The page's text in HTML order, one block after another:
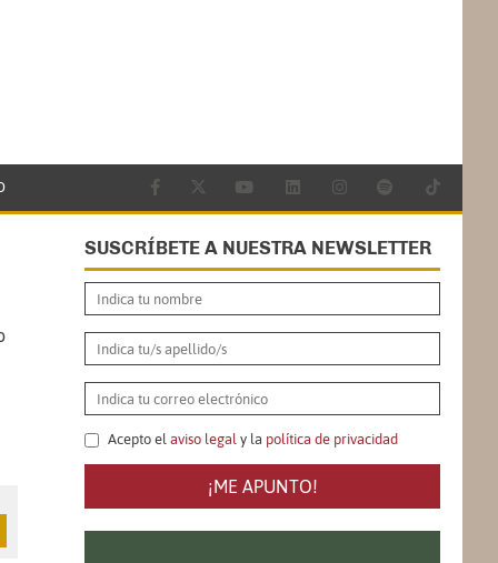
SUSCRÍBETE A NUESTRA NEWSLETTER
Acepto el aviso legal y la política de privacidad